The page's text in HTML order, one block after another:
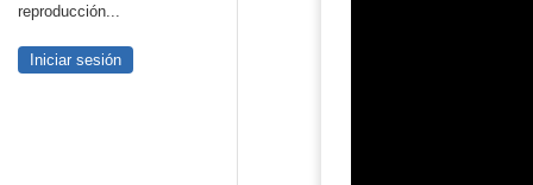
reproducción...
Iniciar sesión